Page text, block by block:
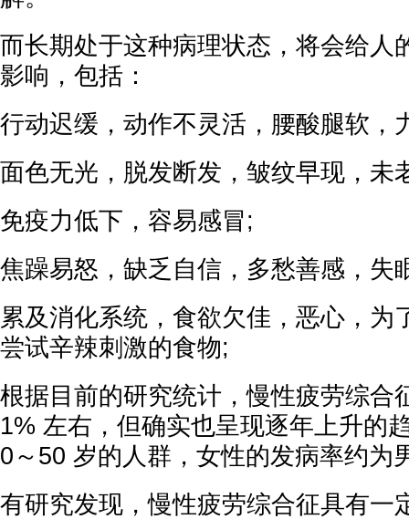
而长期处于这种病理状态，将会给人
影响，包括：
行动迟缓，动作不灵活，腰酸腿软，
面色无光，脱发断发，皱纹早现，未
免疫力低下，容易感冒;
焦躁易怒，缺乏自信，多愁善感，失
累及消化系统，食欲欠佳，恶心，为
尝试辛辣刺激的食物;
根据目前的研究统计，慢性疲劳综合
1% 左右，但确实也呈现逐年上升的
0～50 岁的人群，女性的发病率约为
有研究发现，慢性疲劳综合征具有一